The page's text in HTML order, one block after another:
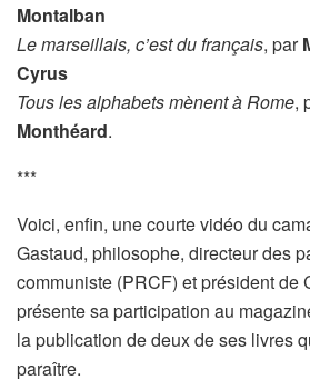
Montalban
Le marseillais, c’est du français, par
Cyrus
Tous les alphabets mènent à Rome,
Monthéard.
***
Voici, enfin, une courte vidéo du
Gastaud, philosophe, directeur des
communiste (PRCF) et président de
présente sa participation au
la publication de deux de ses livres
paraître.